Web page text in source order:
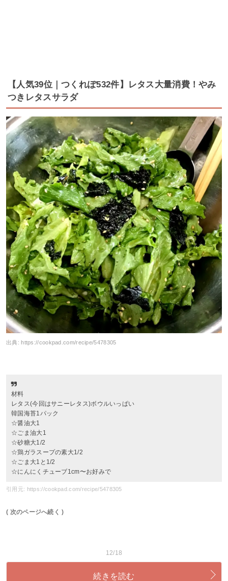
【人気39位｜つくれぽ532件】レタス大量消費！やみ
つきレタスサラダ
出典:https://cookpad.com/recipe/5478305
材料
レタス(今回はサニーレタス)ボウルいっぱい
韓国海苔1パック
☆醤油大1
☆ごま油大1
☆砂糖大1/2
☆鶏ガラスープの素大1/2
☆ごま大1と1/2
☆にんにくチューブ1cm〜お好みで
引用元: https://cookpad.com/recipe/5478305
( 次のページへ続く )
12/18
続きを読む